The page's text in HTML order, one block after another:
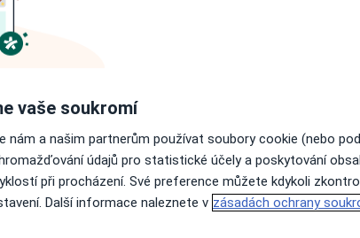
vaše soukromí
nám a našim partnerům používat soubory cookie (nebo
údajů pro statistické účely a poskytování
při procházení. Své preference můžete kdykoli
Další informace naleznete v zásadách ochrany